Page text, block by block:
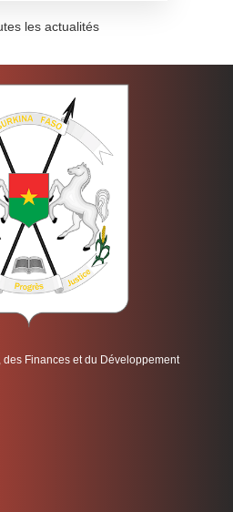
les actualités
des Finances et du Développement